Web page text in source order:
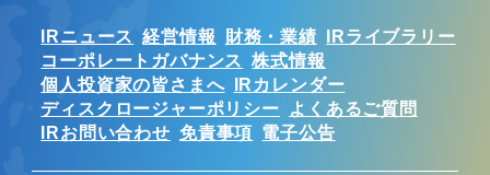
IRニュース 経営情報 財務・業績 IRライブラリー
コーポレートガバナンス 株式情報
個人投資家の皆さまへ IRカレンダー
ディスクロージャーポリシー
よくあるご質問
IRお問い合わせ 免責事項 電子公告